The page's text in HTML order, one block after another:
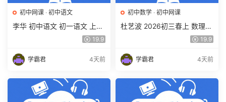
初中网课 · 初中语文
李华 初中语文 初一语文 上下
学期同步复习课程（34讲带19.9
学霸君 4天前
初中数学 · 初中网课
杜艺波 2026初三春上 数理思
维自主学习·SK（三期）百度
19.9
学霸君 4天前